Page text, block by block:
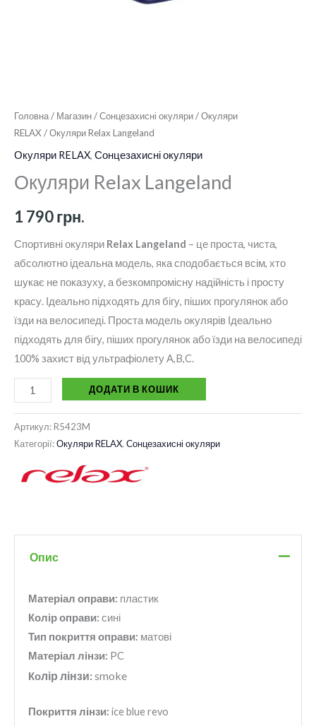
Головна/ Магазин/Сонцезахисні окуляри/Окуляри
RELAX / Окуляри Relax Langeland
Окуляри RELAX, Сонцезахисні окуляри
Окуляри Relax Langeland
1 790грн.
Спортивні окуляри Relax Langeland – це проста, чиста,
абсолютно ідеальна модель, яка сподобається всім, хто
шукає не показуху, а безкомпромісну надійність і просту
красу. Ідеально підходять для бігу, піших прогулянок або
їзди на велосипеді. Проста модель окулярів Ідеально
підходять для бігу, піших прогулянок або їзди на велосипеді
100% захист від ультрафіолету A,B,C.
ДОДАТИ В КОШИК
Артикул:R5423M
Категорії:Окуляри RELAX, Сонцезахисні окуляри
Опис
Матеріал оправи: пластик
Колір оправи: сині
Тип покриття оправи: матові
Матеріал лінзи: PC
Колір лінзи: smoke
Покриття лінзи: ice blue revo